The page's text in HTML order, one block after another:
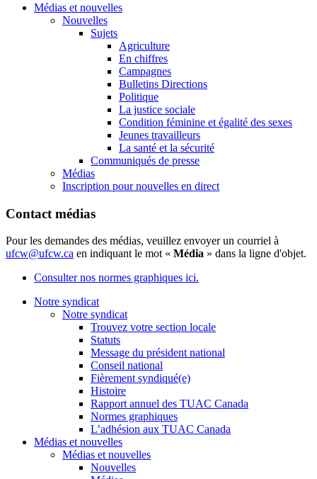
Médias et nouvelles
Nouvelles
Sujets
Agriculture
En chiffres
Campagnes
Bulletins Directions
Politique
La justice sociale
Condition féminine et égalité des sexes
Jeunes travailleurs
La santé et la sécurité
Communiqués de presse
Médias
Inscription pour nouvelles en direct
Contact médias
Pour les demandes des médias, veuillez envoyer un courriel à
ufcw@ufcw.ca en indiquant le mot « Média » dans la ligne d'objet.
Consulter nos normes graphiques ici.
Notre syndicat
Notre syndicat
Trouvez votre section locale
Statuts
Message du président national
Conseil national
Fièrement syndiqué(e)
Histoire
Rapport annuel des TUAC Canada
Normes graphiques
L’adhésion aux TUAC Canada
Médias et nouvelles
Médias et nouvelles
Nouvelles